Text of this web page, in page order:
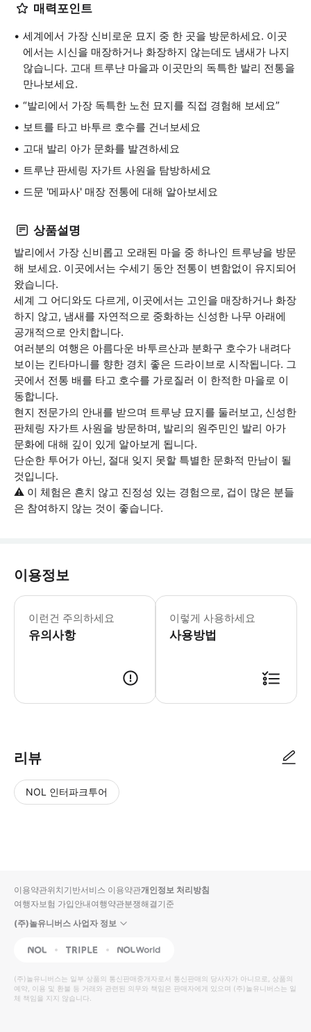
매력포인트
세계에서 가장 신비로운 묘지 중 한 곳을 방문하세요. 이곳
에서는 시신을 매장하거나 화장하지 않는데도 냄새가 나지
않습니다. 고대 트루냔 마을과 이곳만의 독특한 발리 전통을
만나보세요.
“발리에서 가장 독특한 노천 묘지를 직접 경험해 보세요”
보트를 타고 바투르 호수를 건너보세요
고대 발리 아가 문화를 발견하세요
트루냔 판세링 자가트 사원을 탐방하세요
드문 '메파사' 매장 전통에 대해 알아보세요
상품설명
발리에서 가장 신비롭고 오래된 마을 중 하나인 트루냥을 방문
해 보세요. 이곳에서는 수세기 동안 전통이 변함없이 유지되어
왔습니다.
세계 그 어디와도 다르게, 이곳에서는 고인을 매장하거나 화장
하지 않고, 냄새를 자연적으로 중화하는 신성한 나무 아래에
공개적으로 안치합니다.
여러분의 여행은 아름다운 바투르산과 분화구 호수가 내려다
보이는 킨타마니를 향한 경치 좋은 드라이브로 시작됩니다. 그
곳에서 전통 배를 타고 호수를 가로질러 이 한적한 마을로 이
동합니다.
현지 전문가의 안내를 받으며 트루냥 묘지를 둘러보고, 신성한
판체링 자가트 사원을 방문하며, 발리의 원주민인 발리 아가
문화에 대해 깊이 있게 알아보게 됩니다.
단순한 투어가 아닌, 절대 잊지 못할 특별한 문화적 만남이 될
것입니다.
⚠️ 이 체험은 흔치 않고 진정성 있는 경험으로, 겁이 많은 분들
은 참여하지 않는 것이 좋습니다.
이용정보
이런건 주의하세요
유의사항
이 투어에는 보트 탑승이 포함됩니다
이렇게 사용하세요
사용방법
리뷰
NOL 인터파크투어
입니
다.
높
은
순
동
영
상
순
상
이용약관위치기반서비스 이용약관개인정보 처리방침
여행자보험 가입안내여행약관분쟁해결기준
(주)놀유니버스 사업자 정보
NOL Triple Interpark Global
(주)놀유니버스는 일부 상품의 통신판매중개자로서 통신판매의 당사자가 아니므로, 상품의
예약, 이용 및 환불 등 거래와 관련된 의무와 책임은 판매자에게 있으며 (주)놀유니버스는 일
체 책임을 지지 않습니다.